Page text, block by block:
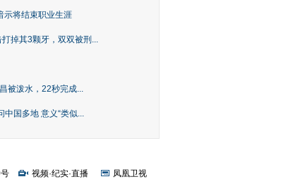
示将结束职业生涯
掉其3颗牙，双双被刑...
被泼水，22秒完成...
中国多地 意义“类似...
视频·纪实·直播
凤凰卫视